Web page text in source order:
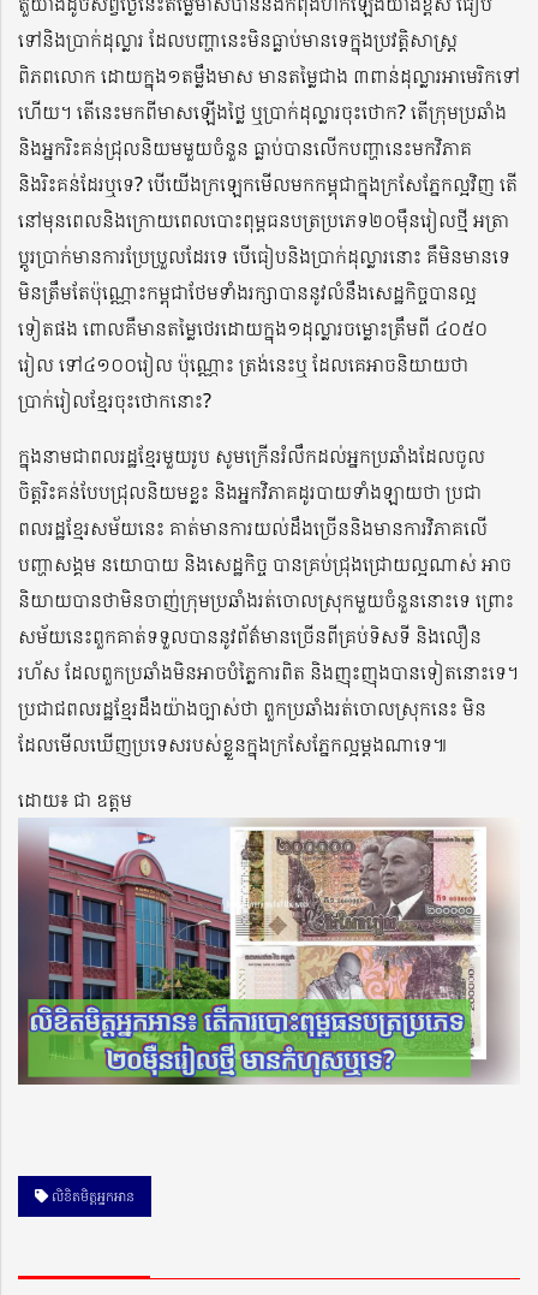
ទៅនិងប្រាក់ដុល្លារ ដែលបញ្ហានេះមិនធ្លាប់មានទេក្នុងប្រវត្តិសាស្ត្រ
ពិភពលោក ដោយក្នុង១តម្លឹងមាស មានតម្លៃជាង ៣ពាន់ដុល្លារអាមេរិកទៅ
ហើយ។ តើនេះមកពីមាសឡើងថ្លៃ ឬប្រាក់ដុល្លារចុះថោក? តើក្រុមប្រឆាំង
និងអ្នករិះគន់ជ្រុលនិយមមួយចំនួន ធ្លាប់បានលើកបញ្ហានេះមកវិភាគ
និងរិះគន់ដែរឬទេ? បើយើងក្រឡេកមើលមកកម្ពុជាក្នុងក្រសែភ្នែកល្អវិញ តើ
នៅមុនពេលនិងក្រោយពេលបោះពុម្ពធនបត្រប្រភេទ២០ម៉ឺនរៀលថ្មី អត្រា
ប្តូរប្រាក់មានការប្រែប្រួលដែរទេ បើធៀបនិងប្រាក់ដុល្លារនោះ គឺមិនមានទេ
មិនត្រឹមតែប៉ុណ្ណោះកម្ពុជាថែមទាំងរក្សាបាននូវលំនឹងសេដ្ឋកិច្ចបានល្អ
ទៀតផង ពោលគឺមានតម្លៃថេរដោយក្នុង១ដុល្លារចម្លោះត្រឹមពី ៤០៥០
រៀល ទៅ៤១០០រៀល ប៉ុណ្ណោះ ត្រង់នេះឬ ដែលគេអាចនិយាយថា
ប្រាក់រៀលខ្មែរចុះថោកនោះ?
ក្នុងនាមជាពលរដ្ឋខ្មែរមួយរូប សូមក្រើនរំលឹកដល់អ្នកប្រឆាំងដែលចូល
ចិត្តរិះគន់បែបជ្រុលនិយមខ្លះ និងអ្នកវិភាគដូរបាយទាំងឡាយថា ប្រជា
ពលរដ្ឋខ្មែរសម័យនេះ គាត់មានការយល់ដឹងច្រើននិងមានការវិភាគលើ
បញ្ហាសង្គម នយោបាយ និងសេដ្ឋកិច្ច បានគ្រប់ជ្រុងជ្រោយល្អណាស់ អាច
និយាយបានថាមិនចាញ់ក្រុមប្រឆាំងរត់ចោលស្រុកមួយចំនួននោះទេ ព្រោះ
សម័យនេះពួកគាត់ទទួលបាននូវព័ត៌មានច្រើនពីគ្រប់ទិសទី និងលឿន
រហ័ស ដែលពួកប្រឆាំងមិនអាចបំភ្លៃការពិត និងញុះញុងបានទៀតនោះទេ។
ប្រជាជពលរដ្ឋខ្មែរដឹងយ៉ាងច្បាស់ថា ពួកប្រឆាំងរត់ចោលស្រុកនេះ មិន
ដែលមើលឃើញប្រទេសរបស់ខ្លួនក្នុងក្រសែភ្នែកល្អម្តងណាទេ៕
ដោយ៖ ជា ឧត្តម
លិខិតមិត្តអ្នកអាន